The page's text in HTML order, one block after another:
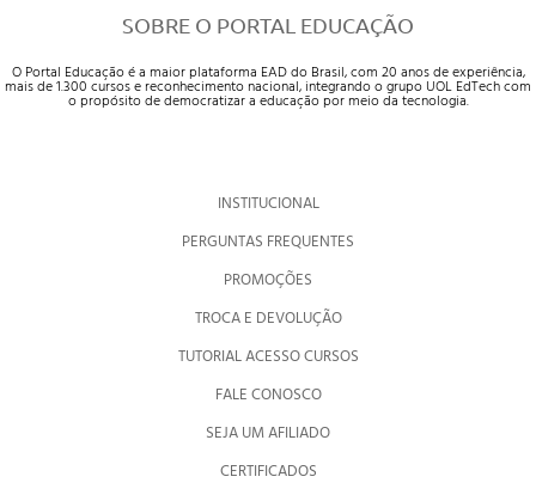
SOBRE O PORTAL EDUCAÇÃO
O Portal Educação é a maior plataforma EAD do Brasil, com 20 anos de experiência,
mais de 1.300 cursos e reconhecimento nacional, integrando o grupo UOL EdTech com
o propósito de democratizar a educação por meio da tecnologia.
INSTITUCIONAL
PERGUNTAS FREQUENTES
PROMOÇÕES
TROCA E DEVOLUÇÃO
TUTORIAL ACESSO CURSOS
FALE CONOSCO
SEJA UM AFILIADO
CERTIFICADOS